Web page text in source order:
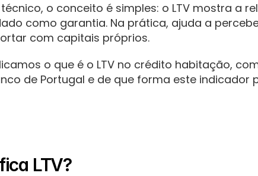
o conceito é simples: o LTV mostra a
como garantia. Na prática, ajuda a
com capitais próprios.
o que é o LTV no crédito habitação,
de Portugal e de que forma este
LTV?